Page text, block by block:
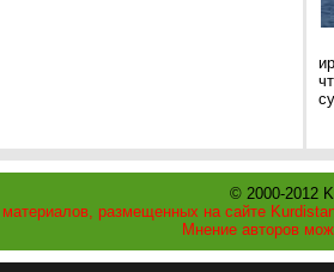
© 2000-2012
размещенных на сайте
Мнение авторов